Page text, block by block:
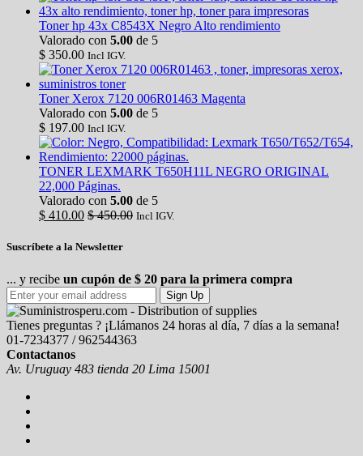
Toner hp 43x C8543X Negro Alto rendimiento
Valorado con 5.00 de 5
$ 350.00 Incl IGV.
Toner Xerox 7120 006R01463 Magenta
Valorado con 5.00 de 5
$ 197.00 Incl IGV.
TONER LEXMARK T650H11L NEGRO ORIGINAL
22,000 Páginas.
Valorado con 5.00 de 5
$ 410.00 $450.00 Incl IGV.
Suscríbete a la Newsletter
... y recibe un cupón de $ 20 para la primera compra
Sign Up
Tienes preguntas ? ¡Llámanos 24 horas al día, 7 días a la semana!
01-7234377 / 962544363
Contactanos
Av. Uruguay 483 tienda 20 Lima 15001